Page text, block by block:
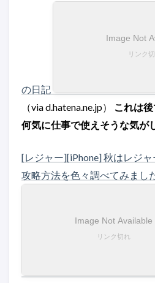
の日記
（via d.hatena.ne.jp） これは後
何気に仕事で使えそうな気が
[レジャー][iPhone] 秋はレジ
攻略方法を色々調べてみまし